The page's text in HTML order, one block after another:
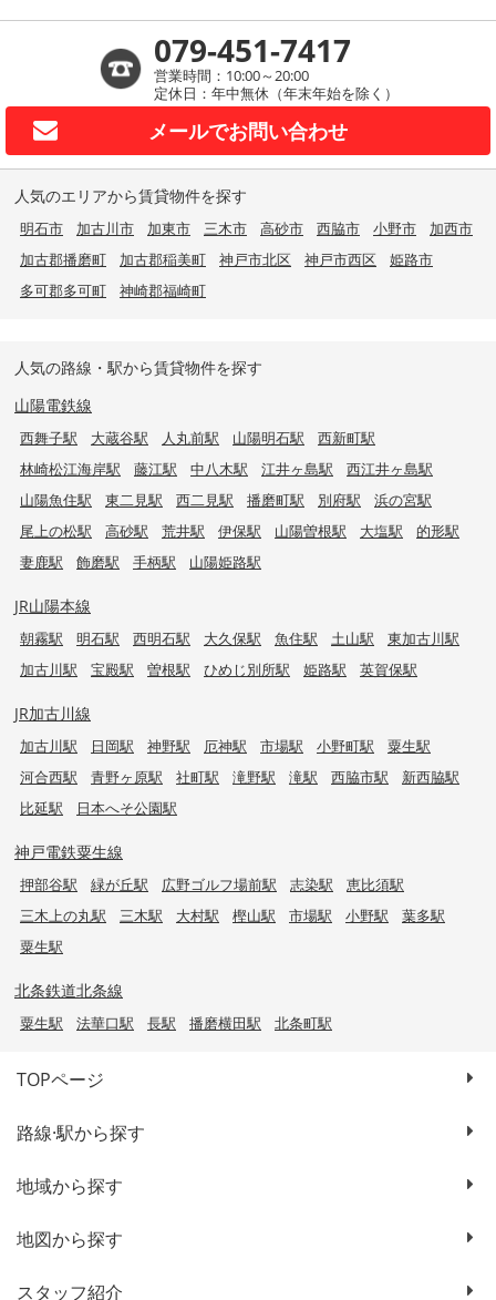
079-451-7417
営業時間：10:00～20:00
定休日：年中無休（年末年始を除く）
メールでお問い合わせ
人気のエリアから賃貸物件を探す
明石市 加古川市 加東市 三木市 高砂市 西脇市 小野市
加西市
加古郡播磨町
加古郡稲美町 神戸市北区 神戸市西区
姫路市
多可郡多可町
神崎郡福崎町
人気の路線・駅から賃貸物件を探す
山陽電鉄線
西舞子駅 大蔵谷駅 人丸前駅 山陽明石駅
西新町駅
林崎松江海岸駅
藤江駅 中八木駅 江井ヶ島駅
西江井ヶ島駅
山陽魚住駅
東二見駅 西二見駅 播磨町駅 別府駅
浜の宮駅
尾上の松駅
高砂駅 荒井駅 伊保駅 山陽曽根駅 大塩駅
的形駅
妻鹿駅
飾磨駅 手柄駅 山陽姫路駅
JR山陽本線
朝霧駅 明石駅 西明石駅 大久保駅 魚住駅 土山駅
東加古川駅
加古川駅
宝殿駅 曽根駅 ひめじ別所駅 姫路駅 英賀保駅
JR加古川線
加古川駅 日岡駅 神野駅 厄神駅 市場駅 小野町駅
粟生駅
河合西駅
青野ヶ原駅 社町駅 滝野駅 滝駅 西脇市駅
新西脇駅
比延駅
日本へそ公園駅
神戸電鉄粟生線
押部谷駅 緑が丘駅 広野ゴルフ場前駅 志染駅
恵比須駅
三木上の丸駅
三木駅 大村駅 樫山駅 市場駅 小野駅
葉多駅
粟生駅
北条鉄道北条線
粟生駅 法華口駅 長駅 播磨横田駅 北条町駅
TOPページ
路線·駅から探す
地域から探す
地図から探す
スタッフ紹介